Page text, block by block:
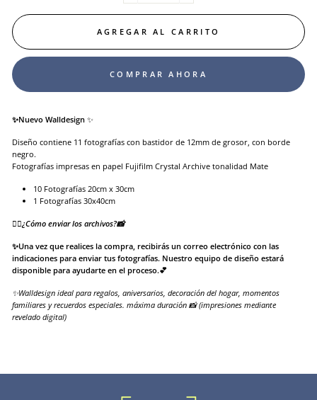
AGREGAR AL CARRITO
COMPRAR AHORA
✨Nuevo Walldesign ✨
Diseño contiene 11 fotografías con bastidor de 12mm de grosor, con borde
negro.
Fotografías impresas en papel Fujifilm Crystal Archive tonalidad Mate
10 Fotografías 20cm x 30cm
1 Fotografías 30x40cm
👉🏻¿Cómo enviar los archivos?📸
✨Una vez que realices la compra, recibirás un correo electrónico con las
indicaciones para enviar tus fotografías. Nuestro equipo de diseño estará
disponible para ayudarte en el proceso.💕
✨Walldesign ideal para regalos, aniversarios, decoración del hogar, momentos
familiares y recuerdos especiales. máxima duración 📸 (impresiones mediante
revelado digital)